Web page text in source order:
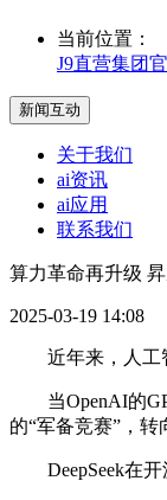
当前位置：
J9直营集团
新闻互动
关于我们
ai资讯
ai应用
联系我们
算力革命再升级
2025-03-19 14:08
近年来，人工智
当OpenAI的
的“军备竞赛”，转
DeepSeek在开